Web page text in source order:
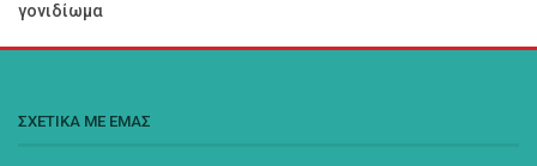
γονιδίωμα
ΣΧΕΤΙΚΑ ΜΕ ΕΜΑΣ